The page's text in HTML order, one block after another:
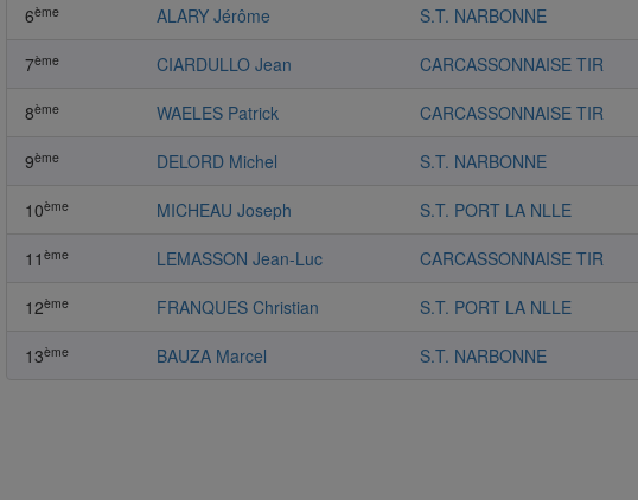
6ème ALARY Jérôme S.T. NARBONNE
7ème CIARDULLO Jean CARCASSONNAISE TIR
8ème WAELES Patrick CARCASSONNAISE TIR
9ème DELORD Michel S.T. NARBONNE
10ème MICHEAU Joseph S.T. PORT LA NLLE
11 ème LEMASSON Jean-Luc CARCASSONNAISE TIR
12ème FRANQUES Christian S.T. PORT LA NLLE
13ème BAUZA Marcel S.T. NARBONNE